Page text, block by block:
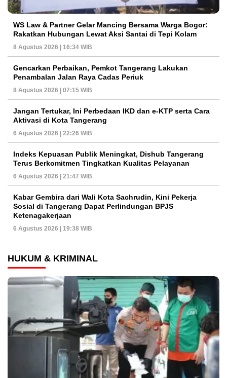
WS Law & Partner Gelar Mancing Bersama Warga Bogor:
Rakatkan Hubungan Lewat Aksi Santai di Tepi Kolam
8 Agustus 2026 | 16:34 WIB
Gencarkan Perbaikan, Pemkot Tangerang Lakukan
Penambalan Jalan Raya Cadas Periuk
8 Agustus 2026 | 07:15 WIB
Jangan Tertukar, Ini Perbedaan IKD dan e-KTP serta Cara
Aktivasi di Kota Tangerang
6 Agustus 2026 | 22:26 WIB
Indeks Kepuasan Publik Meningkat, Dishub Tangerang
Terus Berkomitmen Tingkatkan Kualitas Pelayanan
6 Agustus 2026 | 21:47 WIB
Kabar Gembira dari Wali Kota Sachrudin, Kini Pekerja
Sosial di Tangerang Dapat Perlindungan BPJS
Ketenagakerjaan
6 Agustus 2026 | 19:38 WIB
HUKUM & KRIMINAL